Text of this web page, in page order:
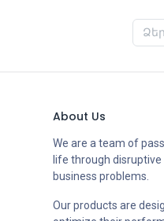
About Us
We are a team of
life through disruptive
business problems.
Our products are